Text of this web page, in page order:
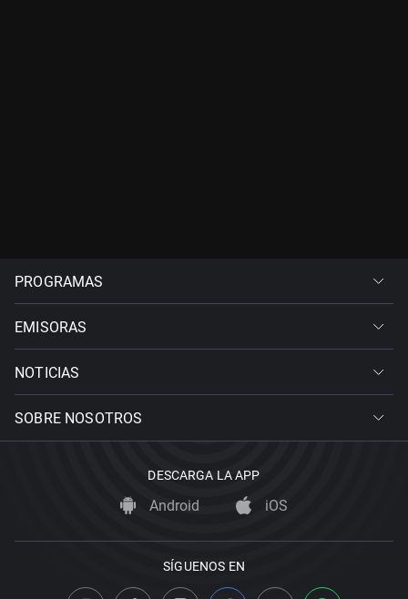
PROGRAMAS
EMISORAS
NOTICIAS
SOBRE NOSOTROS
DESCARGA LA APP
Android iOS
SÍGUENOS EN